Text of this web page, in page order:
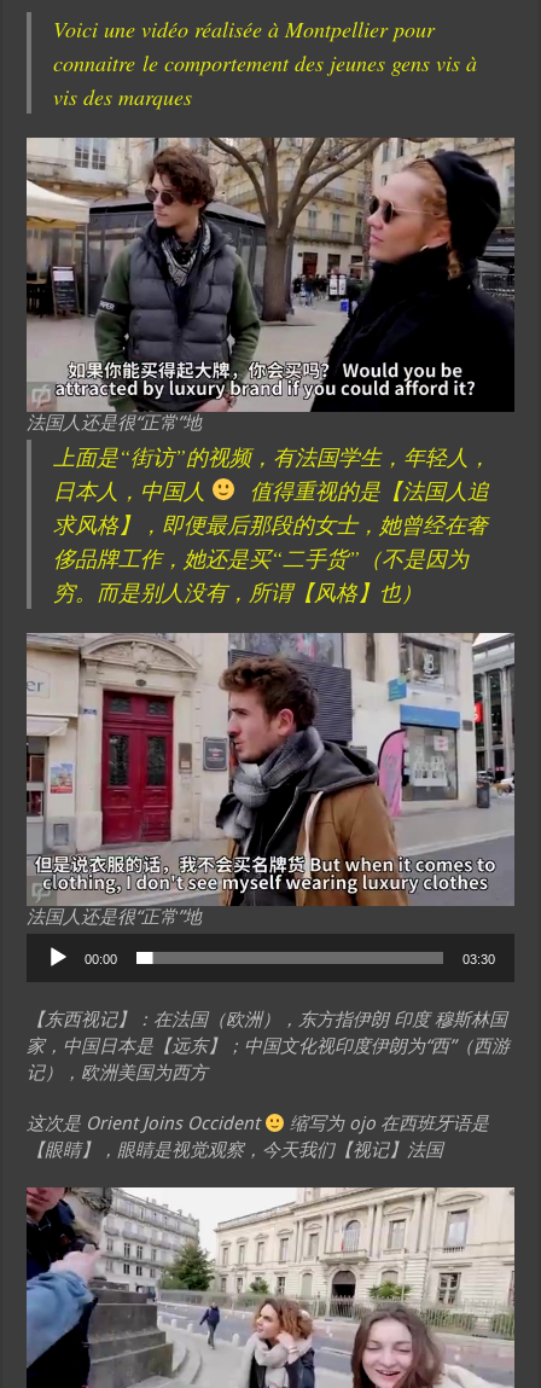
Voici une vidéo réalisée à Montpellier pour
connaitre le comportement des jeunes gens vis à
vis des marques
法国人还是很“正常”地
上面是“街访”的视频，有法国学生，年轻人，
日本人，中国人
值得重视的是【法国人追
求风格】，即便最后那段的女士，她曾经在奢
侈品牌工作，她还是买“二手货”（不是因为
穷。而是别人没有，所谓【风格】也）
法国人还是很“正常”地
Audio
Player
00:00 03:30
【东西视记】：在法国（欧洲），东方指伊朗 印度 穆斯林国
家，中国日本是【远东】；中国文化视印度伊朗为“西”（西游
记），欧洲美国为西方
这次是 Orient Joins Occident
缩写为 ojo 在西班牙语是
【眼睛】，眼睛是视觉观察，今天我们【视记】法国